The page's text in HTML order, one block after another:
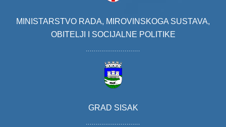
MINISTARSTVO RADA, MIROVINSKOGA SUSTAVA,
OBITELJI I SOCIJALNE POLITIKE
GRAD SISAK